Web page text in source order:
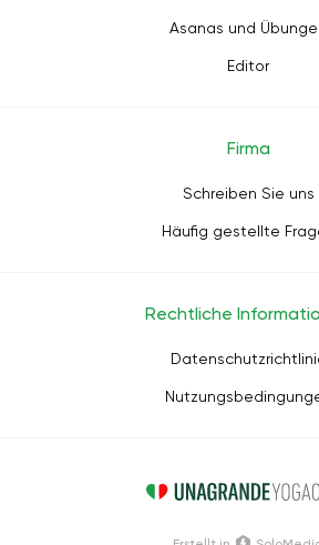
Asanas und
Editor
Firma
Schreiben Sie uns
Häufig gestellte
Rechtliche